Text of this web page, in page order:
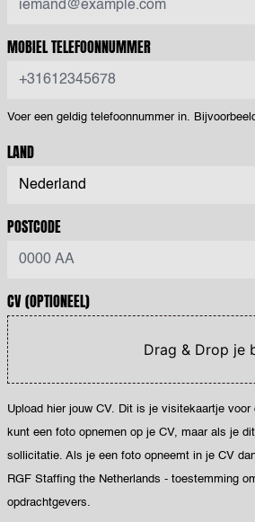
MOBIEL TELEFOONNUMMER
Voer een geldig telefoonnummer in.
LAND
POSTCODE
CV(OPTIONEEL)
Drag & Drop je
Upload hier jouw CV. Dit is je visitekaartje
kunt een foto opnemen op je CV, maar als je
sollicitatie. Als je een foto opneemt in je CV
RGF Staffing the Netherlands - toestemming
opdrachtgevers.